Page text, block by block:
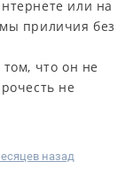
или на
приличия без
что он не
не
назад